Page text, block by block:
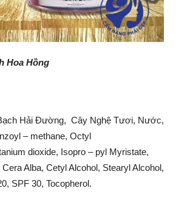
Hoa Hồng
Hải Đường, Cây Nghệ Tươi, Nước,
– methane, Octyl
dioxide, Isopro – pyl Myristate,
Alba, Cetyl Alcohol, Stearyl Alcohol,
SPF 30, Tocopherol.